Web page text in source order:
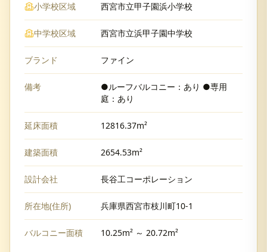
小学校区域 西宮市立甲子園浜小学校
中学校区域 西宮市立浜甲子園中学校
ブランド ファイン
備考
●ルーフバルコニー：あり ●専用
庭：あり
延床面積 12816.37m²
建築面積 2654.53m²
設計会社 長谷工コーポレーション
所在地(住所) 兵庫県西宮市枝川町10-1
バルコニー面積 10.25m² ～ 20.72m²